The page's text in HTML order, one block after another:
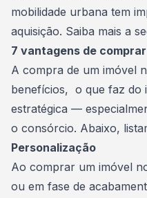
mobilidade urbana tem
aquisição. Saiba mais a
7 vantagens de
A compra de um imóvel
benefícios, o que faz do
estratégica —
o consórcio. Abaixo,
Personalização
Ao comprar um imóvel
ou em fase de